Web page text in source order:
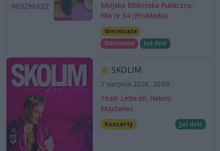
Miejska Biblioteka Publiczna,
filia nr 54 (ProMedia)
Wernisaże
Darmowe
Już dziś
SKOLIM
7 sierpnia 2026, 20:00
Teatr Letni im. Heleny
Majdaniec
Koncerty Już dziś